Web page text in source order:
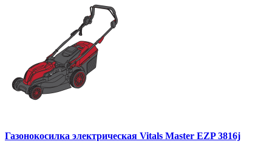
Газонокосилка электрическая Vitals Master EZP 3816j